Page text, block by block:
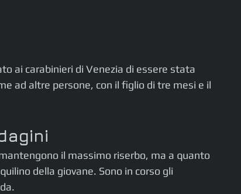
ai carabinieri di Venezia di essere stata
ad altre persone, con il figlio di tre mesi e il
il massimo riserbo, ma a quanto
della giovane. Sono in corso gli